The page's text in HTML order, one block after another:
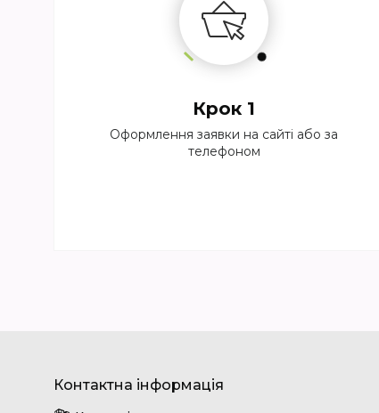
Крок 1
Оформлення заявки на сайті або за
телефоном